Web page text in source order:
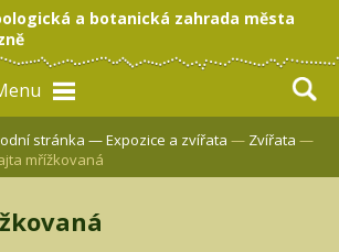
a botanická zahrada města
stránka —Expozice a zvířata — Zvířata —
mřížkovaná